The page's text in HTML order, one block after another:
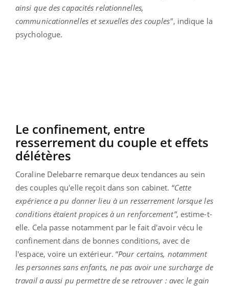
ainsi que des capacités relationnelles,
communicationnelles et sexuelles des couples", indique la
psychologue.
Le confinement, entre
resserrement du couple et effets
délétères
Coraline Delebarre remarque deux tendances au sein
des couples qu'elle reçoit dans son cabinet. “Cette
expérience a pu donner lieu à un resserrement lorsque les
conditions étaient propices à un renforcement”, estime-t-
elle. Cela passe notamment par le fait d'avoir vécu le
confinement dans de bonnes conditions, avec de
l'espace, voire un extérieur. “Pour certains, notamment
les personnes sans enfants, ne pas avoir une surcharge de
travail a aussi pu permettre de se retrouver : avec le gain